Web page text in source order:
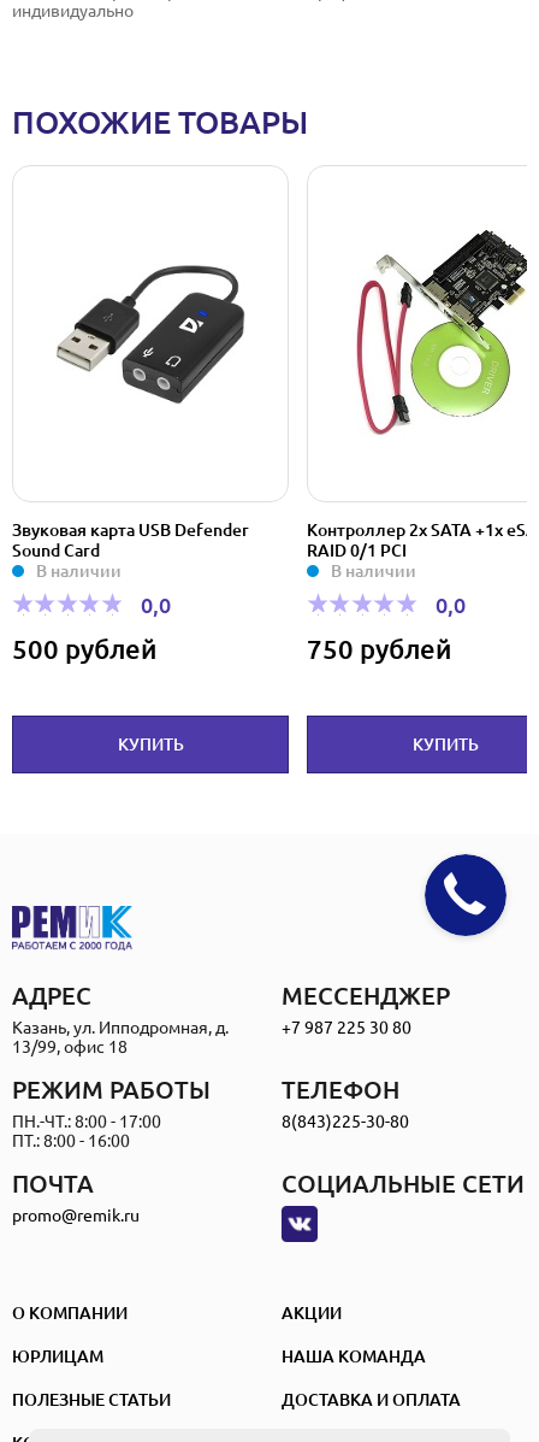
индивидуально
ПОХОЖИЕ ТОВАРЫ
Звуковая карта USB Defender
Sound Card
В наличии
0,0
500 рублей
КУПИТЬ
Контроллер 2x SATA +1x
RAID 0/1 PCI
В наличии
0,0
750 рублей
КУПИТЬ
АДРЕС
Казань, ул. Ипподромная, д.
13/99, офис 18
МЕССЕНДЖЕР
+7 987 225 30 80
ПОЧТА
promo@remik.ru
РЕЖИМ РАБОТЫ
ПН.-ЧТ.: 8:00 - 17:00
ПТ.: 8:00 - 16:00
ТЕЛЕФОН
8(843)225-30-80
СОЦИАЛЬНЫЕ СЕТИ
О КОМПАНИИ АКЦИИ
ЮРЛИЦАМ НАША КОМАНДА
ПОЛЕЗНЫЕ СТАТЬИ ДОСТАВКА И ОПЛАТА